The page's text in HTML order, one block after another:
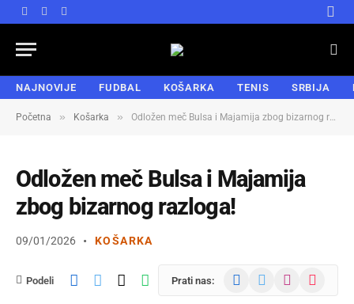
Facebook
X
Instagram
NAJNOVIJE FUDBAL KOŠARKA TENIS SRBIJA
Početna » Košarka » Odložen meč Bulsa i Majamija zbog bizarnog razloga!
Odložen meč Bulsa i Majamija
zbog bizarnog razloga!
09/01/2026 KOŠARKA
Podeli Prati nas: Facebook Instagram
TikTok